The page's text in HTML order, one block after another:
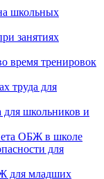
школьных
занятиях
время тренировок
труда для
для школьников и
ОБЖ в школе
для
для младших